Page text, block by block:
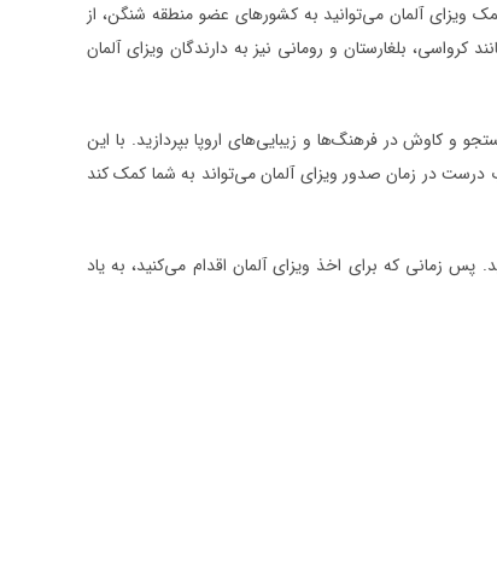
ویزای آلمان می‌توانید به کشورهای عضو منطقه شنگن، از
کرواسی، بلغارستان و رومانی نیز به دارندگان ویزای آلمان
کاوش در فرهنگ‌ها و زیبایی‌های اروپا بپردازید. با این
درست در زمان صدور ویزای آلمان می‌تواند به شما کمک کند
پس زمانی که برای اخذ ویزای آلمان اقدام می‌کنید، به یاد